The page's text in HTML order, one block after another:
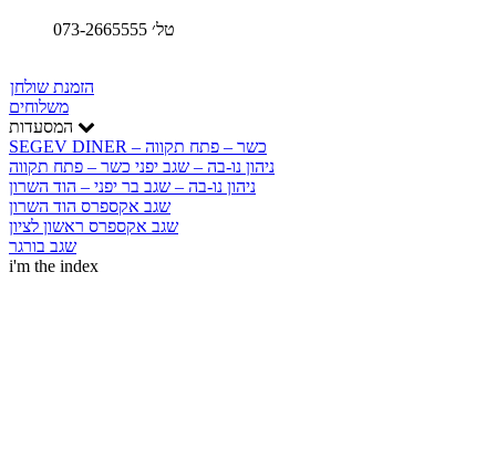
טל׳ 073-2665555
הזמנת שולחן
משלוחים
SEGEV DINER – כשר – פתח תקווה
ניהון נו-בה – שגב יפני כשר – פתח תקווה
ניהון נו-בה – שגב בר יפני – הוד השרון
שגב אקספרס הוד השרון
שגב אקספרס ראשון לציון
שגב בורגר
i'm the index